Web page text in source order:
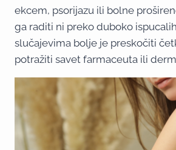
ekcem, psorijazu ili bolne
ga raditi ni preko duboko
slučajevima bolje je preskočiti
potražiti savet farmaceuta ili